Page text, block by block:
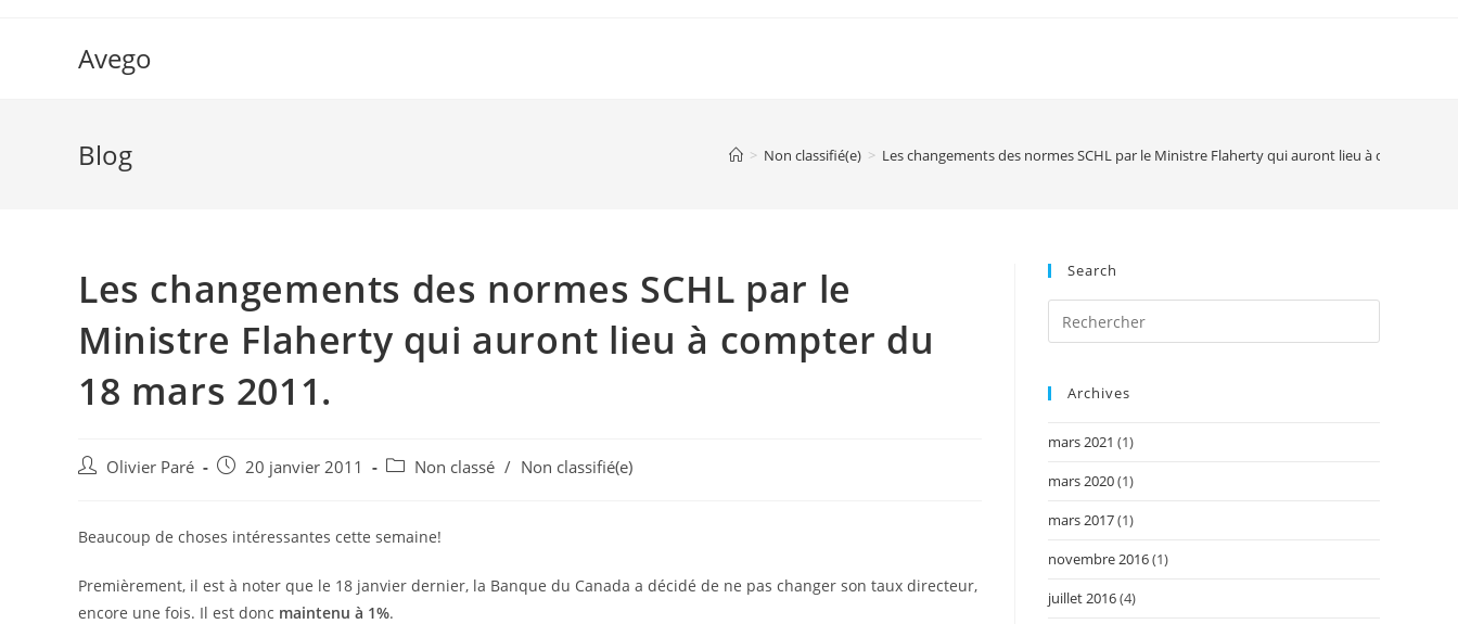
Avego
Blog > Non classifié(e) > Les changements des normes SCHL par le Ministre Flaherty qui auront lieu à compter du
Les changements des normes SCHL par le
Ministre Flaherty qui auront lieu à compter du
18 mars 2011.
Auteur/autrice
publication :
Olivier Paré
Post 20 janvier 2011
Post Non classé / Non classifié(e)
Beaucoup de choses intéressantes cette semaine!
Premièrement, il est à noter que le 18 janvier dernier, la Banque du Canada a décidé de ne pas changer son taux directeur,
encore une fois. Il est donc maintenu à 1%.
Search
Archives
mars 2021 (1)
mars 2020(1)
mars 2017(1)
novembre 2016(1)
juillet 2016(4)